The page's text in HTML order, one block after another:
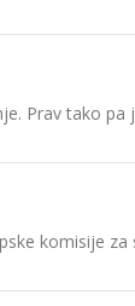
Prav tako
komisije